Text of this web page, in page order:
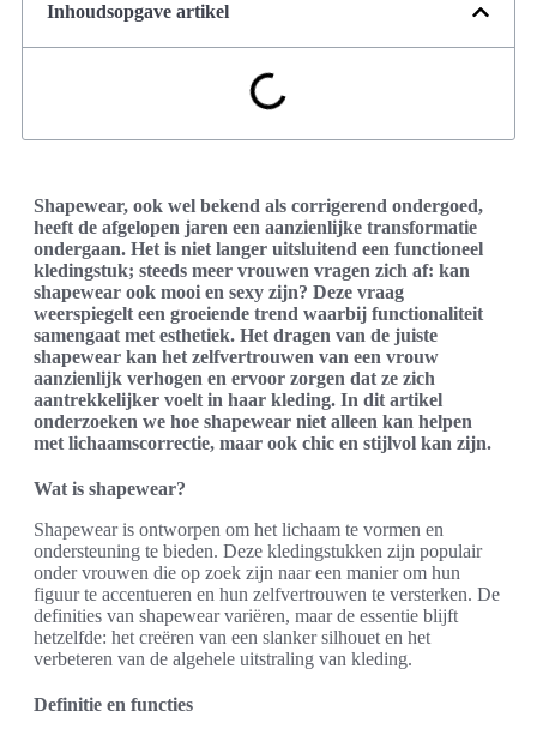
Inhoudsopgave artikel
Shapewear, ook wel bekend als corrigerend ondergoed,
heeft de afgelopen jaren een aanzienlijke transformatie
ondergaan. Het is niet langer uitsluitend een functioneel
kledingstuk; steeds meer vrouwen vragen zich af: kan
shapewear ook mooi en sexy zijn? Deze vraag
weerspiegelt een groeiende trend waarbij functionaliteit
samengaat met esthetiek. Het dragen van de juiste
shapewear kan het zelfvertrouwen van een vrouw
aanzienlijk verhogen en ervoor zorgen dat ze zich
aantrekkelijker voelt in haar kleding. In dit artikel
onderzoeken we hoe shapewear niet alleen kan helpen
met lichaamscorrectie, maar ook chic en stijlvol kan zijn.
Wat is shapewear?
Shapewear is ontworpen om het lichaam te vormen en
ondersteuning te bieden. Deze kledingstukken zijn populair
onder vrouwen die op zoek zijn naar een manier om hun
figuur te accentueren en hun zelfvertrouwen te versterken. De
definities van shapewear variëren, maar de essentie blijft
hetzelfde: het creëren van een slanker silhouet en het
verbeteren van de algehele uitstraling van kleding.
Definitie en functies